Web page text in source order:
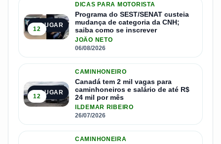
3º LUGAR
12
DICAS PARA MOTORISTA
Programa do SEST/SENAT custeia
mudança de categoria da CNH;
saiba como se inscrever
JOÃO NETO
06/08/2026
4º LUGAR
12
CAMINHONEIRO
Canadá tem 2 mil vagas para
caminhoneiros e salário de até R$
24 mil por mês
ILDEMAR RIBEIRO
26/07/2026
CAMINHONEIRA